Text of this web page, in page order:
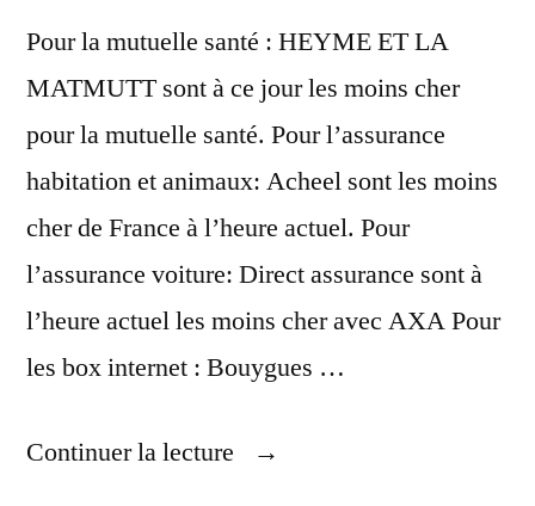
Pour la mutuelle santé : HEYME ET LA
MATMUTT sont à ce jour les moins cher
pour la mutuelle santé. Pour l’assurance
habitation et animaux: Acheel sont les moins
cher de France à l’heure actuel. Pour
l’assurance voiture: Direct assurance sont à
l’heure actuel les moins cher avec AXA Pour
les box internet : Bouygues …
Continuer la lecture
« Solutions